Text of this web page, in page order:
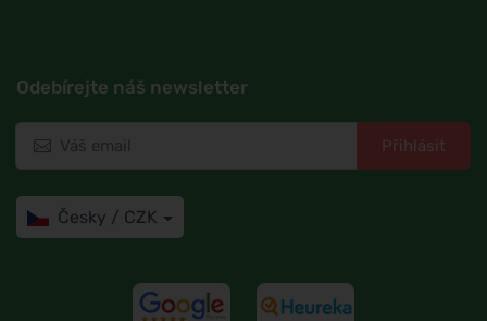
Odebírejte náš newsletter
Přihlásit
Česky / CZK